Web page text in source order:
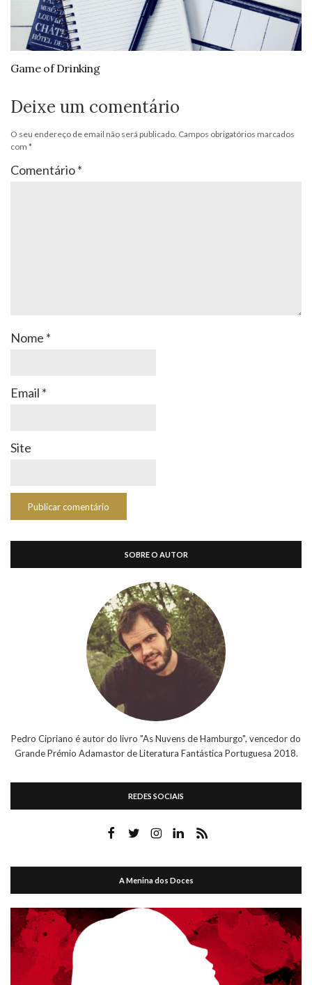
Game of Drinking
Deixe um comentário
O seu endereço de email não será publicado. Campos obrigatórios marcados
com *
Comentário*
Nome *
Email *
Site
SOBRE O AUTOR
Pedro Cipriano é autor do livro "As Nuvens de Hamburgo", vencedor do
Grande Prémio Adamastor de Literatura Fantástica Portuguesa 2018.
REDES SOCIAIS
A Menina dos Doces